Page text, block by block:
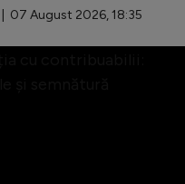
| 07 August 2026, 18:35